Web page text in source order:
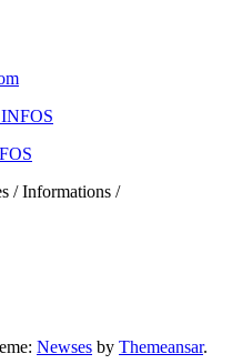
/ Informations /
Newses by Themeansar.